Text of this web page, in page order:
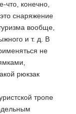
что, конечно,
снаряжение
вообще,
и т. д. В
не
рюкзак
тропе